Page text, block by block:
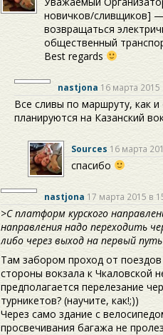
новичков/сливщиков]
возвращаться
общественный
Best regards
nastjona 16 марта 2015
Все сливы по маршруту, как
планируются на Казанский
Sources 16 марта
спасибо
nastjona 17 марта 2015 в
>С платформ курского
направления надо переходить
либо через выход на первый
Там забором проход от
стороны вокзала к Чкаловской
предполагается перелезание
турникетов? (научите, как!;))
Через само здание с
просвечивания багажа не